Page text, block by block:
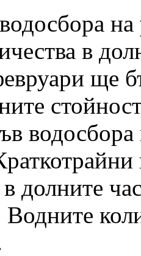
на
в
ще
долните
Водните